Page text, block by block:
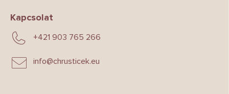
Kapcsolat
info@chrusticek.eu
+421 903 765 266